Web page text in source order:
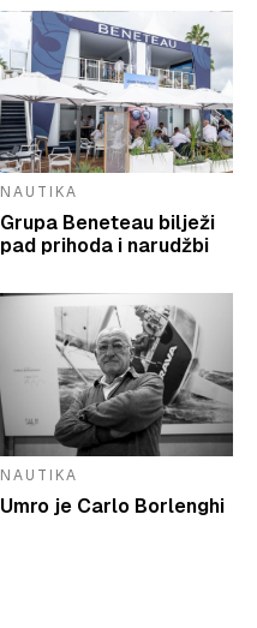
NAUTIKA
Grupa Beneteau bilježi
pad prihoda i narudžbi
NAUTIKA
Umro je Carlo Borlenghi